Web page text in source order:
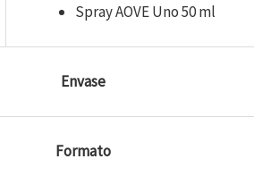
Spray AOVE Uno 50 ml
Envase
Formato